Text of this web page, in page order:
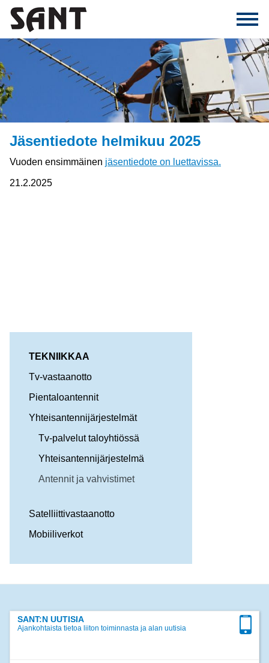
Jäsentiedote helmikuu 2025
Vuoden ensimmäinen jäsentiedote on luettavissa.
21.2.2025
TEKNIIKKAA
Tv-vastaanotto
Pientaloantennit
Yhteisantennijärjestelmät
Tv-palvelut taloyhtiössä
Yhteisantennijärjestelmä
Antennit ja vahvistimet
Satelliittivastaanotto
Mobiiliverkot
SANT:N UUTISIA
Ajankohtaista tietoa liiton toiminnasta ja alan uutisia